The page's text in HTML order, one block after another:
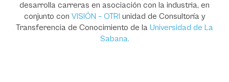
desarrolla carreras en asociación con la industria, en
conjunto con VISIÓN – OTRI unidad de Consultoría y
Transferencia de Conocimiento de la Universidad de La
Sabana.